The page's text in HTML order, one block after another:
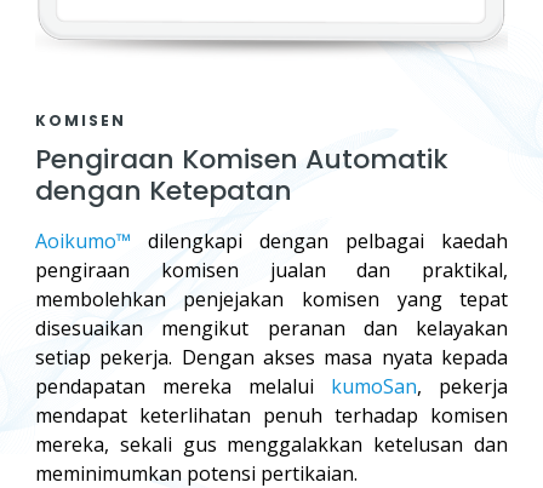
KOMISEN
Pengiraan Komisen Automatik
dengan Ketepatan
Aoikumo™ dilengkapi dengan pelbagai kaedah
pengiraan komisen jualan dan praktikal,
membolehkan penjejakan komisen yang tepat
disesuaikan mengikut peranan dan kelayakan
setiap pekerja. Dengan akses masa nyata kepada
pendapatan mereka melalui kumoSan, pekerja
mendapat keterlihatan penuh terhadap komisen
mereka, sekali gus menggalakkan ketelusan dan
meminimumkan potensi pertikaian.